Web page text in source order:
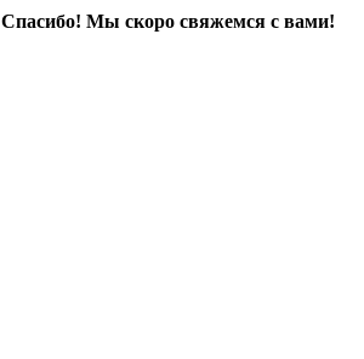
Спасибо! Мы скоро свяжемся с вами!